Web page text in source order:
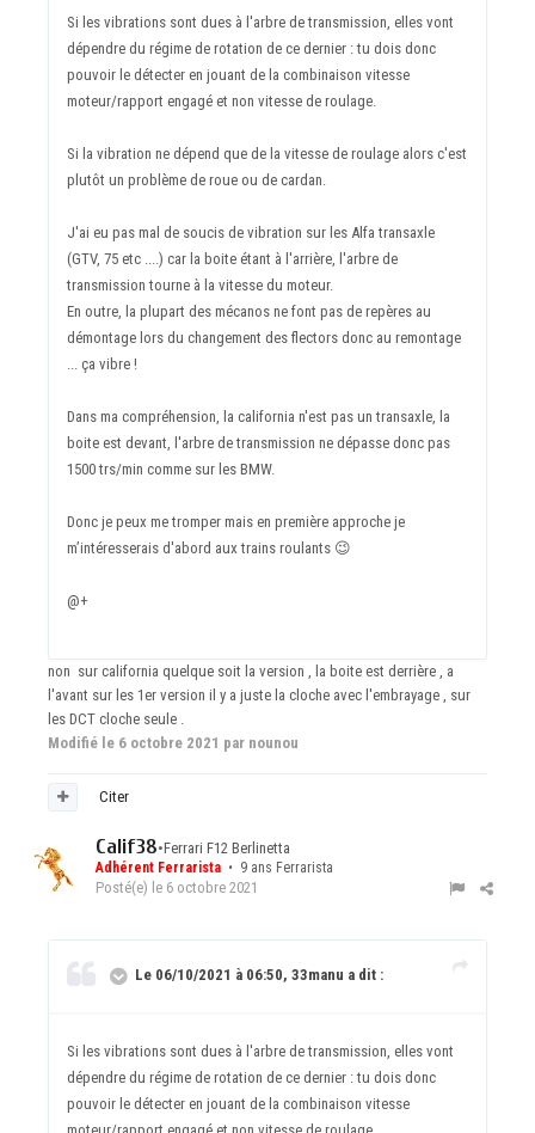
Si les vibrations sont dues à l'arbre de transmission, elles vont
dépendre du régime de rotation de ce dernier : tu dois donc
pouvoir le détecter en jouant de la combinaison vitesse
moteur/rapport engagé et non vitesse de roulage.
Si la vibration ne dépend que de la vitesse de roulage alors c'est
plutôt un problème de roue ou de cardan.
J'ai eu pas mal de soucis de vibration sur les Alfa transaxle
(GTV, 75 etc ....) car la boite étant à l'arrière, l'arbre de
transmission tourne à la vitesse du moteur.
En outre, la plupart des mécanos ne font pas de repères au
démontage lors du changement des flectors donc au remontage
... ça vibre !
Dans ma compréhension, la california n'est pas un transaxle, la
boite est devant, l'arbre de transmission ne dépasse donc pas
1500 trs/min comme sur les BMW.
Donc je peux me tromper mais en première approche je
m’intéresserais d'abord aux trains roulants 😉
@+
non sur california quelque soit la version , la boite est derrière , a
l'avant sur les 1er version il y a juste la cloche avec l'embrayage , sur
les DCT cloche seule .
Modifié le 6 octobre 2021 par nounou
Citer
Calif38•Ferrari F12 Berlinetta
Adhérent Ferrarista • 9 ans Ferrarista
Posté(e) le 6 octobre 2021
Le 06/10/2021 à 06:50, 33manu a dit :
Si les vibrations sont dues à l'arbre de transmission, elles vont
dépendre du régime de rotation de ce dernier : tu dois donc
pouvoir le détecter en jouant de la combinaison vitesse